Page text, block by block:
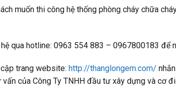
muốn thi công hệ thống phòng cháy chữa
qua hotline: 0963 554 883 – 0967800183 để
trang website: http://thanglongem.com/
của Công Ty TNHH đầu tư xây dựng và cơ